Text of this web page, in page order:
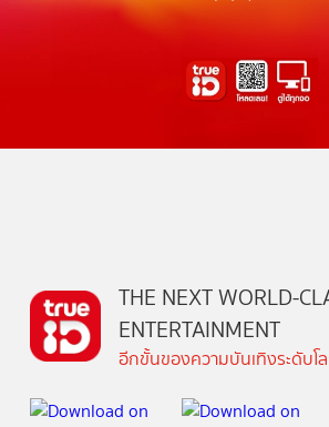
THE NEXT WORLD-
ENTERTAINMENT
อีกขั้นของความบันเทิงระดับโ